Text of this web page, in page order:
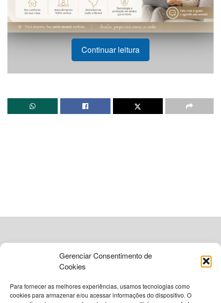
Gerenciar Consentimento de
Cookies
Para fornecer as melhores experiências, usamos tecnologias como
cookies para armazenar e/ou acessar informações do dispositivo. O
A missão de acumular US$ 100 mil em poucos minutos
007 First Light, essa é uma etapa crucial para o avanço
Continuar leitura